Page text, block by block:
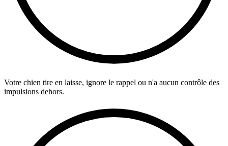
Votre chien tire en laisse, ignore le rappel ou n'a aucun contrôle des
impulsions dehors.